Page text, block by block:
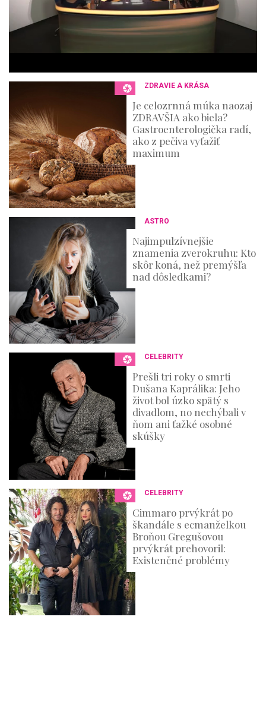
u
c
o
n
d
s
ZDRAVIE A KRÁSA
Je celozrnná múka naozaj
ZDRAVŠIA ako biela?
Gastroenterologička radí,
ako z pečiva vyťažiť
maximum
ASTRO
Najimpulzívnejšie
znamenia zverokruhu: Kto
skôr koná, než premýšľa
nad dôsledkami?
CELEBRITY
Prešli tri roky o smrti
Dušana Kaprálika: Jeho
život bol úzko spätý s
divadlom, no nechýbali v
ňom ani ťažké osobné
skúšky
CELEBRITY
Cimmaro prvýkrát po
škandále s ecmanželkou
Broňou Gregušovou
prvýkrát prehovoril:
Existenčné problémy